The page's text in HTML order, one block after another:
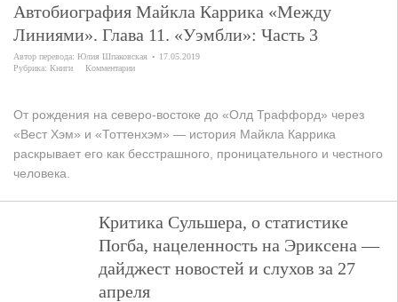
Автобиография Майкла Каррика «Между
Линиями». Глава 11. «Уэмбли»: Часть 3
Автор перевода: Юлия Шпаковская
17.05.2019
Рубрика: Книги Комментарии
От рождения на северо-востоке до «Олд Траффорд» через
«Вест Хэм» и «Тоттенхэм» — история Майкла Каррика
раскрывает его как бесстрашного, проницательного и честного
человека.
Критика Сульшера, о статистике
Погба, нацеленность на Эриксена —
дайджест новостей и слухов за 27
апреля